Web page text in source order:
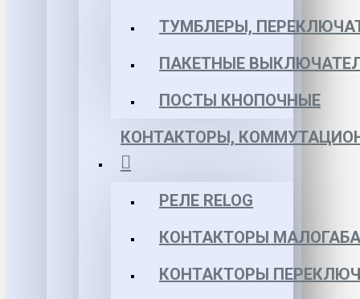
ТУМБЛЕРЫ,
ПАКЕТНЫЕ
ПОСТЫ КНОПОЧНЫЕ
КОНТАКТОРЫ,
РЕЛЕ RELOG
КОНТАКТОРЫ
КОНТАКТОРЫ